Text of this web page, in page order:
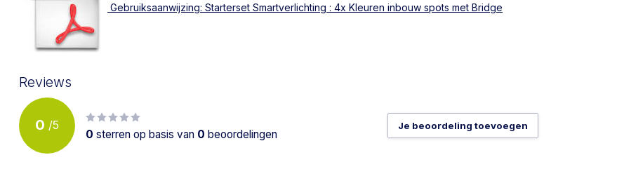
Gebruiksaanwijzing: Starterset Smartverlichting : 4x Kleuren inbouw spots met Bridge
Reviews
0 /5
0 sterren op basis van 0 beoordelingen
Je beoordeling toevoegen